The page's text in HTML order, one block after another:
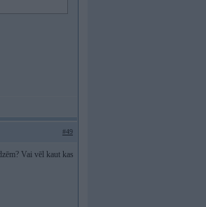
#49
Vai vēl kaut kas